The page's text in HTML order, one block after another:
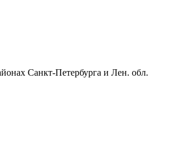
Санкт-Петербурга и Лен. обл.